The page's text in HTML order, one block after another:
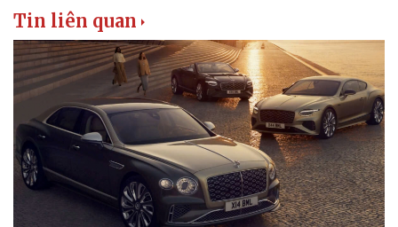
Doanh nghiệp
Thông tin doanh nghiệp
Doanh nghiệp 24h
Doanh nhân
Vì cộng đồng
Công nghệ
Sành điệu
Tin Công nghệ
Trải nghiệm
Chuyển đổi số
Tin liên quan